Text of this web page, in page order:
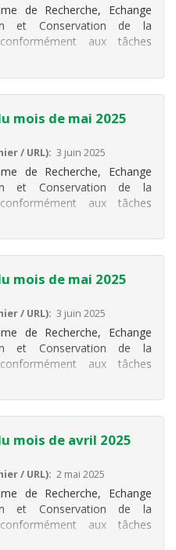
de Recherche, Echange
et Conservation de la
aux tâches
il a été réalisé différentes
mois de mai 2025
/ URL) 3 juin 2025
de Recherche, Echange
et Conservation de la
aux tâches
il a été réalisé différentes
mois de mai 2025
/ URL) 3 juin 2025
de Recherche, Echange
et Conservation de la
aux tâches
il a été réalisé différentes
mois de avril 2025
/ URL) 2 mai 2025
de Recherche, Echange
et Conservation de la
aux tâches
différentes activités ont été